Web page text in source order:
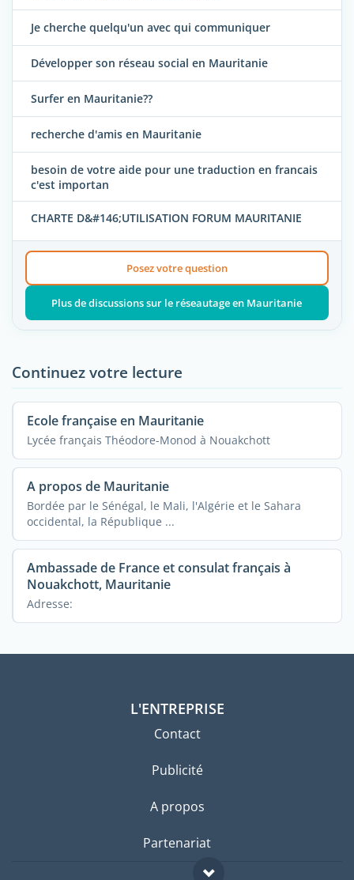
Je cherche quelqu'un avec qui communiquer
Développer son réseau social en Mauritanie
Surfer en Mauritanie??
recherche d'amis en Mauritanie
besoin de votre aide pour une traduction en francais
c'est importan
CHARTE D&#146;UTILISATION FORUM MAURITANIE
Posez votre question
Plus de discussions sur le réseautage en Mauritanie
Continuez votre lecture
Ecole française en Mauritanie
Lycée français Théodore-Monod à Nouakchott
A propos de Mauritanie
Bordée par le Sénégal, le Mali, l'Algérie et le Sahara
occidental, la République ...
Ambassade de France et consulat français à
Nouakchott, Mauritanie
Adresse:
L'ENTREPRISE
Contact
Publicité
A propos
Partenariat